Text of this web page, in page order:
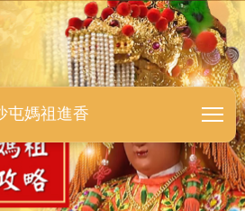
香全紀錄
屯媽祖進香